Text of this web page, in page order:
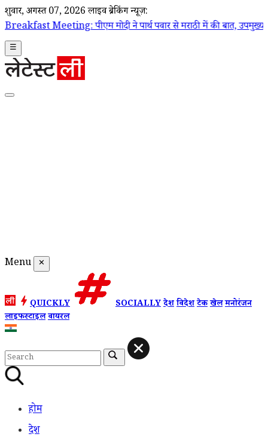
शुक्रवार, अगस्त 07, 2026 लाइव ब्रेकिंग न्यूज़:
पीएम मोदी ने पार्थ पवार से मराठी में की बात, उपमुख्यमंत्री सुनेत्रा
☰
Menu ✕
QUICKLY SOCIALLYदेशविदेशटेकखेलमनोरंजन
लाइफस्टाइलवायरल
होम
देश